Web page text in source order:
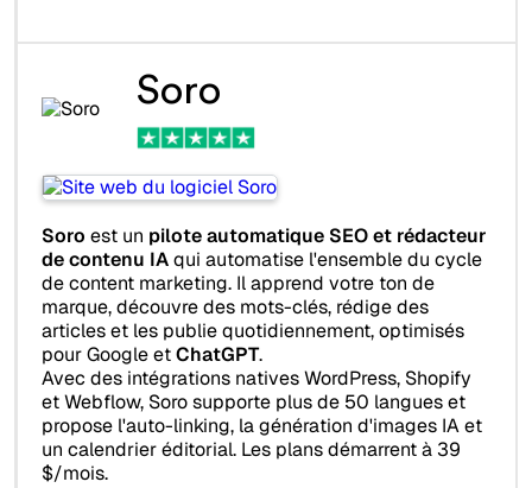
Soro
Soro est un pilote automatique SEO et rédacteur
de contenu IAqui automatise l'ensemble du cycle
de content marketing. Il apprend votre ton de
marque, découvre des mots-clés, rédige des
articles et les publie quotidiennement, optimisés
pour Google etChatGPT.
Avec des intégrations natives WordPress, Shopify
et Webflow, Soro supporte plus de 50 langues et
propose l'auto-linking, la génération d'images IA et
un calendrier éditorial. Les plans démarrent à 39
$/mois.